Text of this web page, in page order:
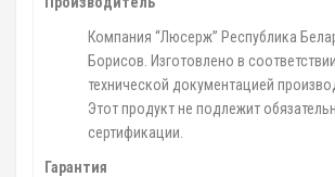
Компания “Люсерж” Республика
Борисов. Изготовлено в
технической документацией
Этот продукт не подлежит
сертификации.
Гарантия